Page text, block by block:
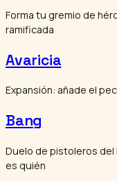
Forma tu gremio de
ramificada
Avaricia
Expansión: añade el
Bang
Duelo de pistoleros del
es quién